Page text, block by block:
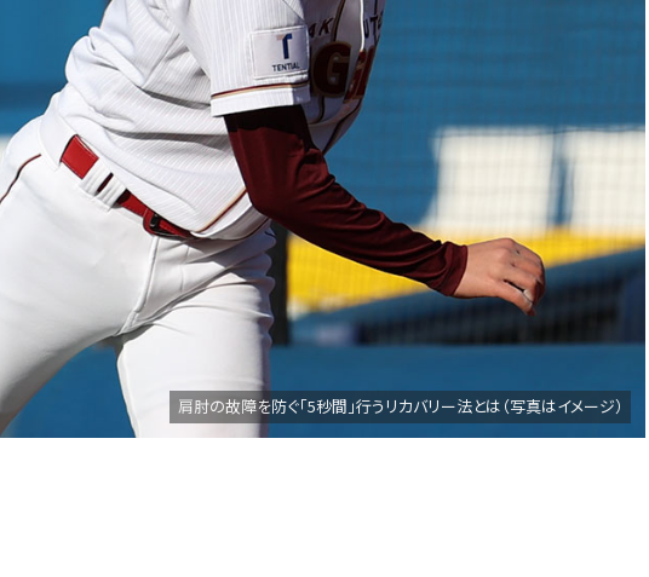
肩肘の故障を防ぐ「5秒間」行うリカバリー法とは（写真はイメージ）